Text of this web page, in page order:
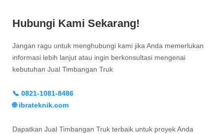
Hubungi Kami Sekarang!
Jangan ragu untuk menghubungi kami jika Anda memerlukan
informasi lebih lanjut atau ingin berkonsultasi mengenai
kebutuhan Jual Timbangan Truk
📞 0821-1081-8486
🌐 ibrateknik.com
Dapatkan Jual Timbangan Truk terbaik untuk proyek Anda